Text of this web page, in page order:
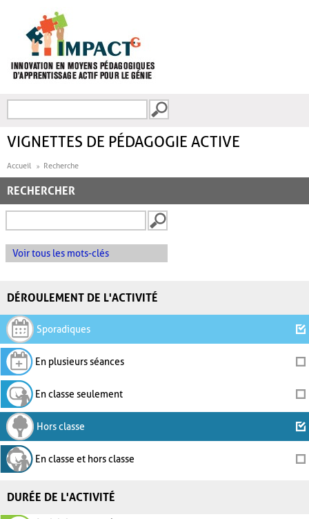
FORMULAIRE DE
VIGNETTES DE PÉDAGOGIE ACTIVE
Accueil Recherche
RECHERCHER
Voir tous les mots-clés
DÉROULEMENT DE L'ACTIVITÉ
Sporadiques
En plusieurs séances
En classe seulement
Hors classe
En classe et hors classe
DURÉE DE L'ACTIVITÉ